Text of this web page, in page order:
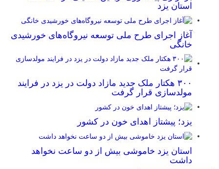
استان یزد
آغاز اجرای طرح ملی توسعه نیروگاه‌های خورشیدی
خانگی
۳۰۰ هکتار ملک جدید مازاد دولت در یزد در فرایند
مولدسازی قرار گرفت
یزد؛ پیشتاز اهدای خون در کشور
استان یزد خاموشی بیش از دو ساعت نخواهد
داشت